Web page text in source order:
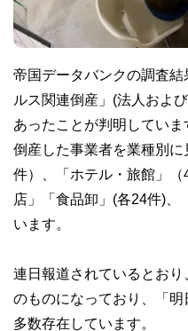
帝国データバンクの調査
ルス関連倒産」(法人およ
あったことが判明していま
倒産した事業者を業種別
件）、「ホテル・旅館」
店」「食品卸」(各24件)、
います。
連日報道されているとお
のものになっており、「
多数存在しています。